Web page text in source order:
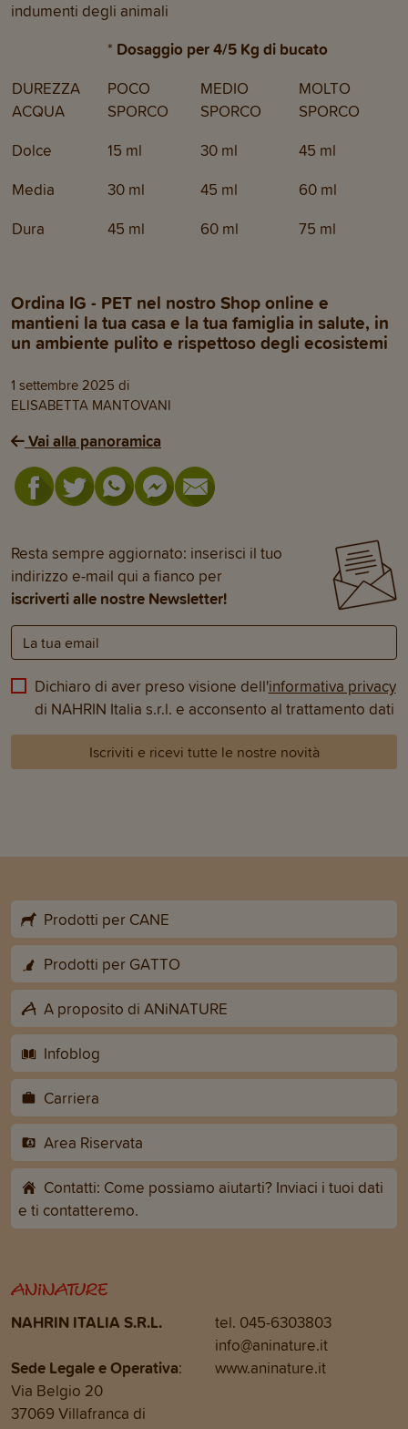
indumenti degli animali
* Dosaggio per 4/5 Kg di bucato
DUREZZA
ACQUA
POCO
SPORCO
MEDIO
SPORCO
MOLTO
SPORCO
Dolce 15 ml 30 ml 45 ml
Media 30 ml 45 ml 60 ml
Dura 45 ml 60 ml 75 ml
Ordina IG - PET nel nostro Shop online e
mantieni la tua casa e la tua famiglia in salute, in
un ambiente pulito e rispettoso degli ecosistemi
1 settembre 2025 di
ELISABETTA MANTOVANI
Vai alla panoramica
Resta sempre aggiornato: inserisci il tuo
indirizzo e-mail qui a fianco per
iscriverti alle nostre Newsletter!
Dichiaro di aver preso visione dell'informativa privacy
di NAHRIN Italia s.r.l. e acconsento al trattamento dati
Iscriviti e ricevi tutte le nostre novità
Prodotti per CANE
Prodotti per GATTO
A proposito di ANiNATURE
Infoblog
Carriera
Area Riservata
Contatti: Come possiamo aiutarti? Inviaci i tuoi dati
e ti contatteremo.
NAHRIN ITALIA S.R.L.
Sede Legale e Operativa:
Via Belgio 20
37069 Villafranca di
tel. 045-6303803
info@aninature.it
www.aninature.it